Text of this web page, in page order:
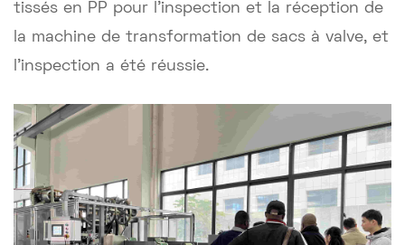
tissés en PP pour l'inspection et la réception de
la machine de transformation de sacs à valve, et
l'inspection a été réussie.